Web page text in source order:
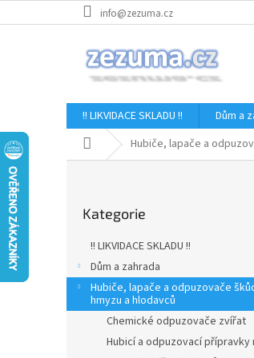
na
info@zezuma.cz
!! LIKVIDACE SKLADU !! Dům a
Domů Hubiče, lapače a
n
í
kategorie
Kategorie
!! LIKVIDACE SKLADU !!
Dům a zahrada
Hubiče, lapače a odpuzovače
hmyzu a hlodavců
Chemické odpuzovače zvířat
Hubicí a odpuzovací přípravky